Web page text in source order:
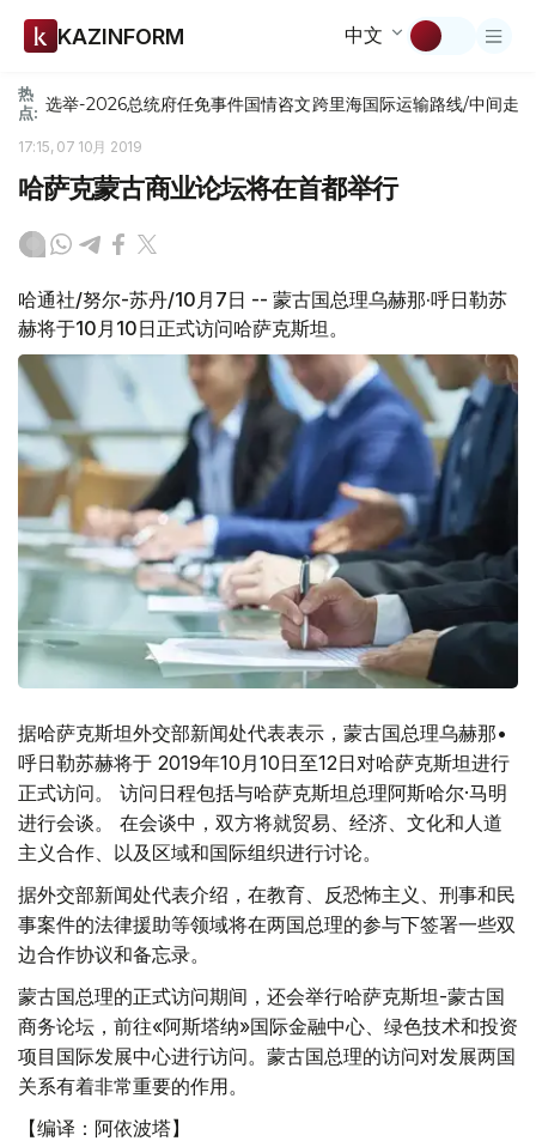
KAZINFORM 中文
热
点: 选举-2026总统府任免事件国情咨文跨里海国际运输路线/中间走廊
17:15, 07 10月 2019
哈萨克蒙古商业论坛将在首都举行
哈通社/努尔-苏丹/10月7日 -- 蒙古国总理乌赫那·呼日勒苏
赫将于10月10日正式访问哈萨克斯坦。
据哈萨克斯坦外交部新闻处代表表示，蒙古国总理乌赫那•
呼日勒苏赫将于 2019年10月10日至12日对哈萨克斯坦进行
正式访问。 访问日程包括与哈萨克斯坦总理阿斯哈尔·马明
进行会谈。 在会谈中，双方将就贸易、经济、文化和人道
主义合作、以及区域和国际组织进行讨论。
据外交部新闻处代表介绍，在教育、反恐怖主义、刑事和民
事案件的法律援助等领域将在两国总理的参与下签署一些双
边合作协议和备忘录。
蒙古国总理的正式访问期间，还会举行哈萨克斯坦-蒙古国
商务论坛，前往«阿斯塔纳»国际金融中心、绿色技术和投资
项目国际发展中心进行访问。蒙古国总理的访问对发展两国
关系有着非常重要的作用。
【编译：阿依波塔】